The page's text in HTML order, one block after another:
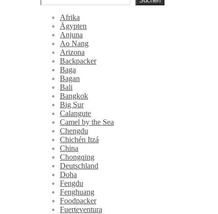
Afrika
Ägypten
Anjuna
Ao Nang
Arizona
Backpacker
Baga
Bagan
Bali
Bangkok
Big Sur
Calangute
Camel by the Sea
Chengdu
Chichén Itzá
China
Chongqing
Deutschland
Doha
Fengdu
Fenghuang
Foodpacker
Fuerteventura